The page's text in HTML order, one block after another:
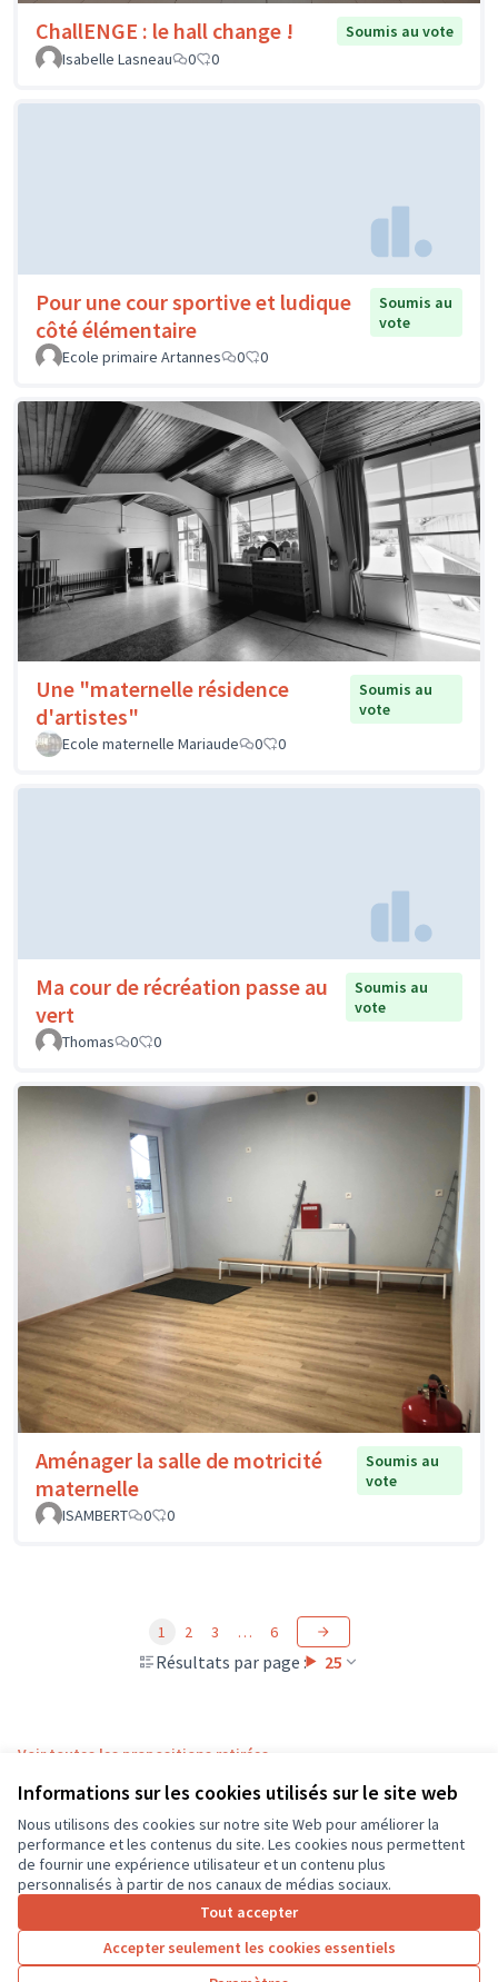
Informations sur les cookies utilisés sur le site web
Nous utilisons des cookies sur notre site Web pour améliorer la
performance et les contenus du site. Les cookies nous permettent
de fournir une expérience utilisateur et un contenu plus
personnalisés à partir de nos canaux de médias sociaux.
Tout accepter
Accepter seulement les cookies essentiels
ChallENGE : le hall change !
Soumis au vote
Isabelle Lasneau
0 0
Pour une cour sportive et ludique
côté élémentaire
Soumis au
vote
Ecole primaire Artannes
0 0
Une "maternelle résidence
d'artistes"
Soumis au
vote
Ecole maternelle Mariaude
0 0
Ma cour de récréation passe au
vert
Soumis au
vote
Thomas
0 0
Aménager la salle de motricité
maternelle
Soumis au
vote
ISAMBERT
0 0
Résultats par page : 25
1 2 3 … 6
Voir toutes les propositions retirées
Conditions d'utilisation
Paramètres des cookies
CD37 sur X
(Lien externe)
CD37 sur Facebook
CD37 sur Instagram
CD37 sur YouTube
(Lien externe)
Licence
(Lien